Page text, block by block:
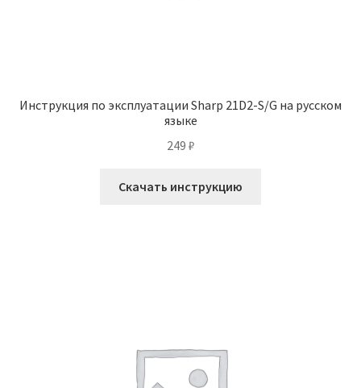
Инструкция по эксплуатации Sharp 21D2-S/G на русском
языке
249 ₽
Скачать инструкцию